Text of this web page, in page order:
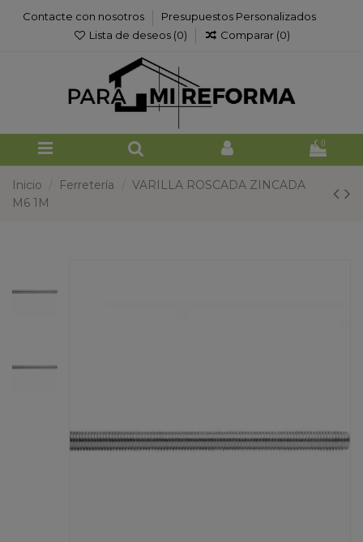
Contacte con nosotros
Presupuestos Personalizados
Lista de deseos (0) Comparar (0)
0
Inicio Ferretería
VARILLA ROSCADA ZINCADA
M6 1M